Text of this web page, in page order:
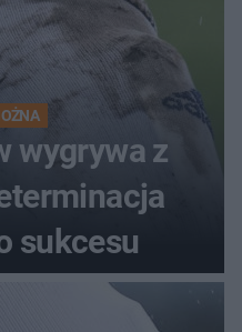
wygrywa z
sukcesu